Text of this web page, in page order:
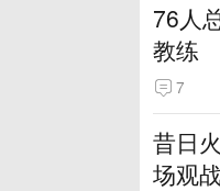
76人
教练
7
昔日
场观